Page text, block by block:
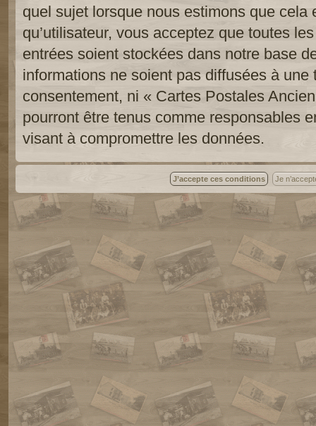
quel sujet lorsque nous estimons que cela
qu’utilisateur, vous acceptez que toutes
entrées soient stockées dans notre base
informations ne soient pas diffusées à une
consentement, ni « Cartes Postales
pourront être tenus comme responsables
visant à compromettre les données.